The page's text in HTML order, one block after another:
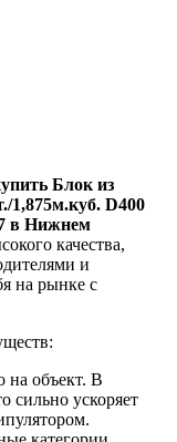
Блок из
1,875м.куб. D400
в Нижнем
качества,
и
на рынке с
на объект. В
сильно ускоряет